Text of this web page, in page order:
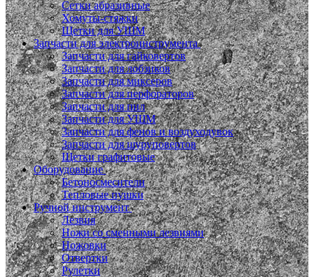
Сетки абразивные
Хомуты-стяжки
Щетки для УШМ
Запчасти для электроинструмента
Запчасти для гайковертов
Запчасти для лобзиков
Запчасти для миксеров
Запчасти для перфораторов
Запчасти для пил
Запчасти для УШМ
Запчасти для фенов и воздуходувок
Запчасти для шуруповертов
Щетки графитовые
Оборудование
Бетоносмесители
Тепловые пушки
Ручной инструмент
Лезвия
Ножи со сменными лезвиями
Ножовки
Отвертки
Рулетки